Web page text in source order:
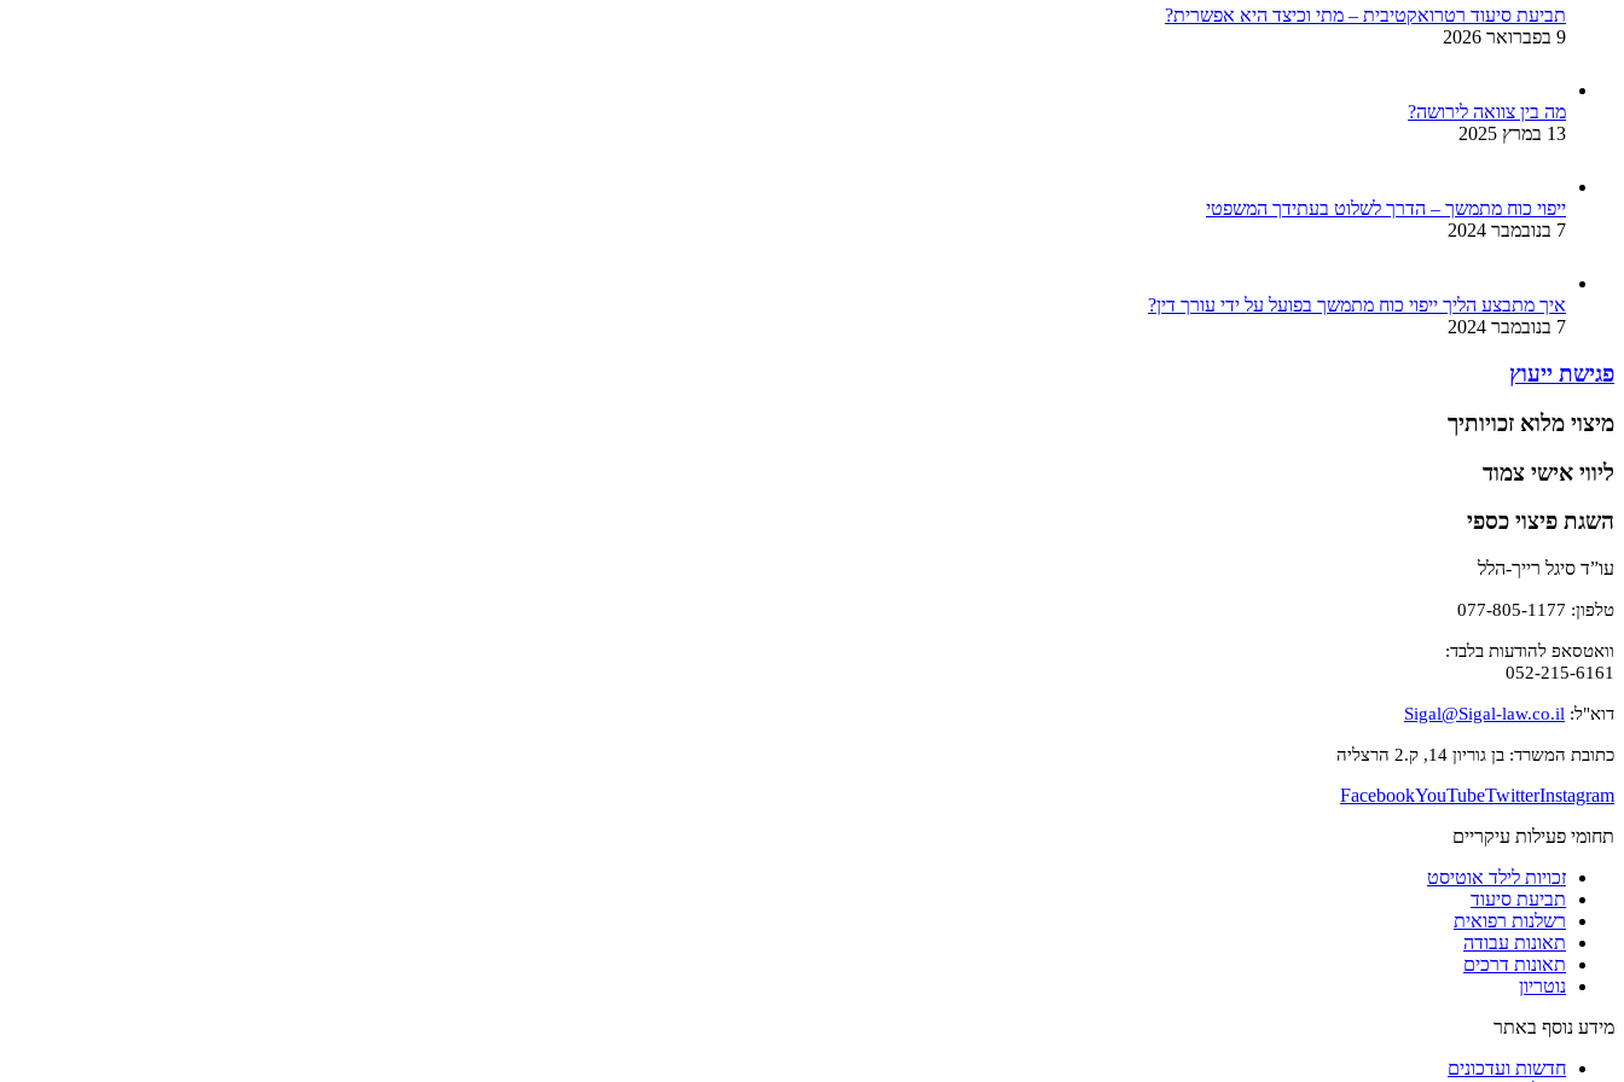
תביעת סיעוד רטרואקטיבית – מתי וכיצד היא אפשרית?
9 בפברואר 2026
מה בין צוואה לירושה?
13 במרץ 2025
ייפוי כוח מתמשך – הדרך לשלוט בעתידך המשפטי
7 בנובמבר 2024
איך מתבצע הליך ייפוי כוח מתמשך בפועל על ידי עורך דין?
7 בנובמבר 2024
פגישת ייעוץ
מיצוי מלוא זכויותיך
ליווי אישי צמוד
השגת פיצוי כספי
עו”ד סיגל רייך-הלל
טלפון: 077-805-1177
וואטסאפ להודעות בלבד:
052-215-6161
דוא"ל: Sigal@Sigal-law.co.il
כתובת המשרד: בן גוריון 14, ק.2 הרצליה
FacebookYouTubeTwitterInstagram
תחומי פעילות עיקריים
זכויות לילד אוטיסט
תביעת סיעוד
רשלנות רפואית
תאונות עבודה
תאונות דרכים
נוטריון
מידע נוסף באתר
חדשות ועדכונים